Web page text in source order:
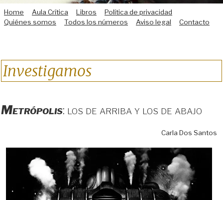
Home Aula Crítica Libros
Política de privacidad
Quiénes somos
Todos los números Aviso legal Contacto
Investigamos
Metrópolis: los de arriba y los de abajo
Carla Dos Santos